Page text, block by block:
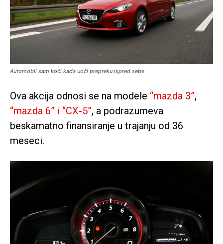
Automobil sam koči kada uoči prepreku ispred sebe
Ova akcija odnosi se na modele “mazda 3”,
“mazda 6” i “CX-5”, a podrazumeva
beskamatno finansiranje u trajanju od 36
meseci.